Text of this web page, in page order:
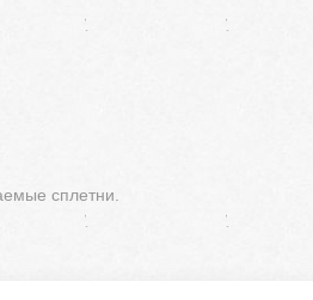
сплетни.